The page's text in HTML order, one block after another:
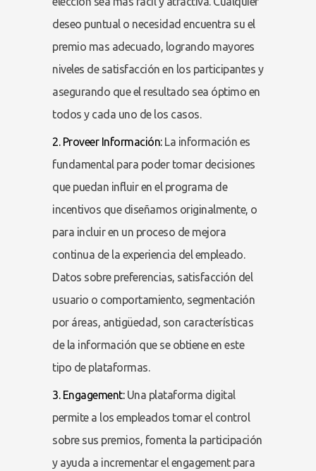
deseo puntual o necesidad encuentra su el
premio mas adecuado, logrando mayores
niveles de satisfacción en los participantes y
asegurando que el resultado sea óptimo en
todos y cada uno de los casos.
2. Proveer Información:La información es
fundamental para poder tomar decisiones
que puedan influir en el programa de
incentivos que diseñamos originalmente, o
para incluir en un proceso de mejora
continua de la experiencia del empleado.
Datos sobre preferencias, satisfacción del
usuario o comportamiento, segmentación
por áreas, antigüedad, son características
de la información que se obtiene en este
tipo de plataformas.
3. Engagement:Una plataforma digital
permite a los empleados tomar el control
sobre sus premios, fomenta la participación
y ayuda a incrementar el engagement para